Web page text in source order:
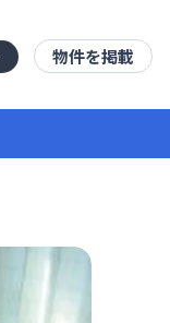
物件を掲載